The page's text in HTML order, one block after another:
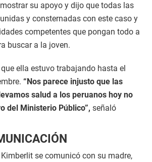
su apoyo y dijo que todas las
y consternadas con este caso y
competentes que pongan todo a
buscar a la joven.
ella estuvo trabajando hasta el
“Nos parece injusto que las
salud a los peruanos hoy no
del Ministerio Público”, señaló
se comunicó con su madre,